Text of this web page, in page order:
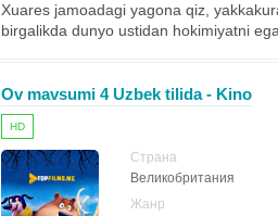
Xuares jamoadagi yagona qiz,
birgalikda dunyo ustidan hokimiyatni
Ov mavsumi 4 Uzbek tilida - Kino
HD
Страна
Великобритания
Жанр